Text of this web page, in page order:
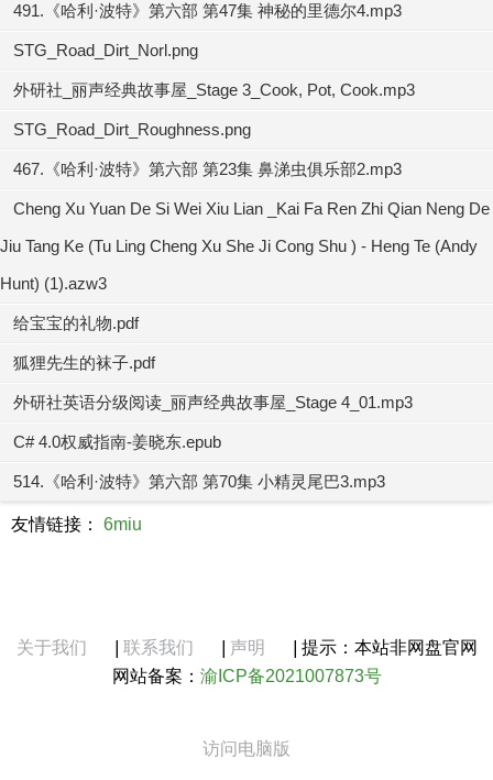
491.《哈利·波特》第六部 第47集 神秘的里德尔4.mp3
STG_Road_Dirt_Norl.png
外研社_丽声经典故事屋_Stage 3_Cook, Pot, Cook.mp3
STG_Road_Dirt_Roughness.png
467.《哈利·波特》第六部 第23集 鼻涕虫俱乐部2.mp3
Cheng Xu Yuan De Si Wei Xiu Lian _Kai Fa Ren Zhi Qian Neng De
Jiu Tang Ke (Tu Ling Cheng Xu She Ji Cong Shu ) - Heng Te (Andy
Hunt) (1).azw3
给宝宝的礼物.pdf
狐狸先生的袜子.pdf
外研社英语分级阅读_丽声经典故事屋_Stage 4_01.mp3
C# 4.0权威指南-姜晓东.epub
514.《哈利·波特》第六部 第70集 小精灵尾巴3.mp3
友情链接： 6miu
关于我们 联系我们 声明
提示：本站非网盘官网
网站备案： 渝ICP备2021007873号
访问电脑版